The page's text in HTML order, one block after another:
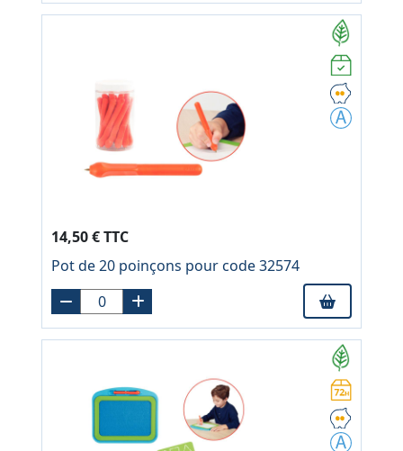
14,50 € TTC
Pot de 20 poinçons pour code 32574